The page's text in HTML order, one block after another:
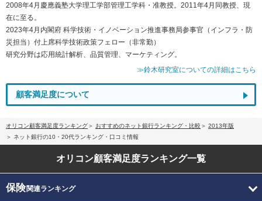
2008年4月慶應義塾大学理工学部管理工学科・准教授。2011年4月同教授、現
在に至る。
2023年4月内閣府 科学技術・イノベーション推進事務局参事官（インフラ・防
災担当）付上席科学技術政策フェロー（非常勤）
研究分野は応用統計解析、品質管理、マーケティング。
≫鈴木研究室についての詳細はこちら
顧客満足度について
オリコン顧客満足度ランキング おすすめのネット銀行ランキング・比較
2013年版
ネット銀行の10・20代ランキング・口コミ情報
オリコン顧客満足度ランキング一覧
保険関連ランキング